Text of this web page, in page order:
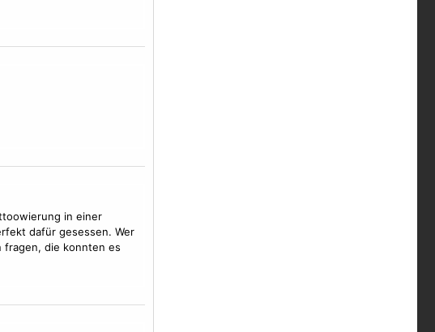
in einer
dafür gesessen. Wer
fragen, die konnten es